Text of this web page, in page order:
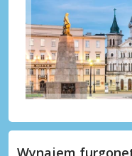
Wynajem